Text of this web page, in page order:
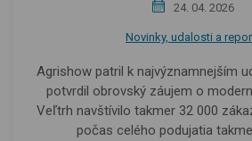
24. 04. 2026
Novinky, udalosti a
Agrishow patril k najvýznamnejším
potvrdil obrovský záujem o
Veľtrh navštívilo takmer 32 000
počas celého podujatia